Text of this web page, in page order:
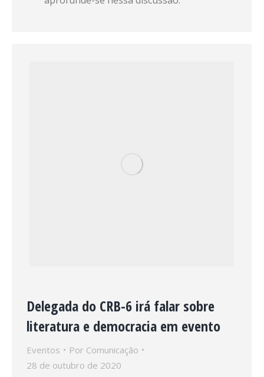
Delegada do CRB-6 irá falar sobre
literatura e democracia em evento
Eventos Por Comunicação
28 de outubro de 2020